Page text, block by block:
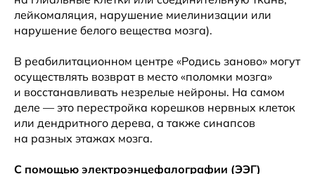
лейкомаляция, нарушение миелинизации или
нарушение белого вещества мозга).
В реабилитационном центре «Родись заново» могут
осуществлять возврат в место «поломки мозга»
и восстанавливать незрелые нейроны. На самом
деле — это перестройка корешков нервных клеток
или дендритного дерева, а также синапсов
на разных этажах мозга.
С помощью электроэнцефалографии (ЭЭГ)